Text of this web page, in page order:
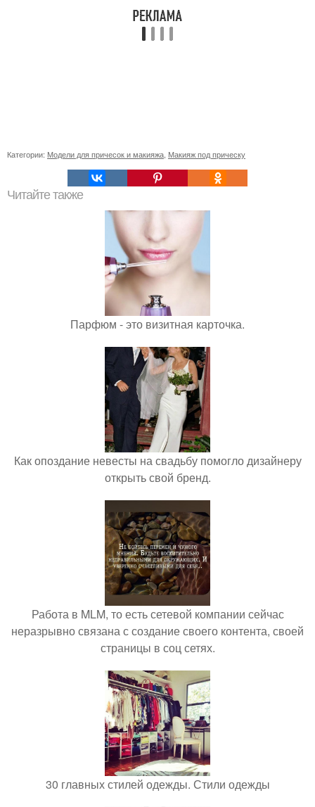
Категории: Модели для причесок и макияжа Макияж под прическу
Читайте также
Парфюм - это визитная карточка.
Как опоздание невесты на свадьбу помогло дизайнеру
открыть свой бренд.
Работа в MLM, то есть сетевой компании сейчас
неразрывно связана с создание своего контента, своей
страницы в соц сетях.
30 главных стилей одежды. Стили одежды